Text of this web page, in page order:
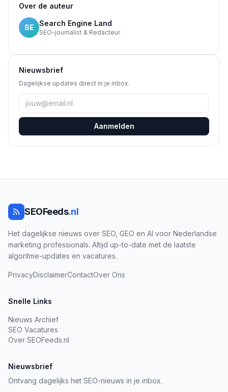
Over de auteur
SE Search Engine Land
SEO-journalist & Redacteur
Nieuwsbrief
Dagelijkse updates direct in je inbox.
Aanmelden
SEOFeeds.nl
Het dagelijkse nieuws over SEO, GEO en AI voor Nederlandse
marketing professionals. Altijd up-to-date met de laatste
algoritme-updates en vacatures.
PrivacyDisclaimerContactOver Ons
Snelle Links
Nieuws Archief
SEO Vacatures
Over SEOFeeds.nl
Nieuwsbrief
Ontvang dagelijks het SEO-nieuws in je inbox.